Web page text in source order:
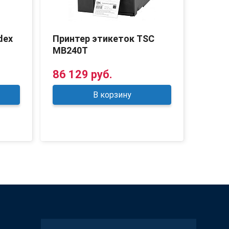
Принтер этикеток TSC
MB240T
86 129 руб.
В корзину